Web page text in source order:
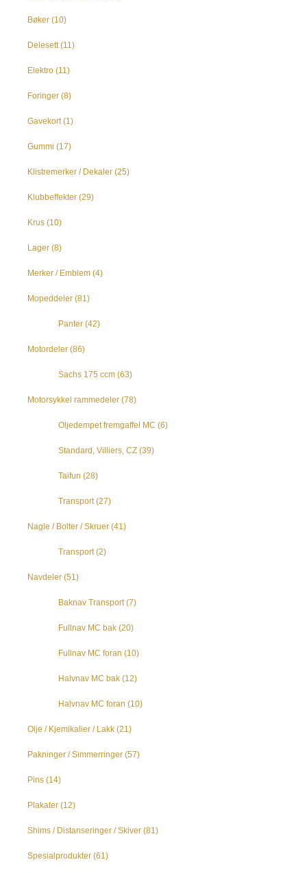
Bøker (10)
Delesett (11)
Elektro (11)
Foringer (8)
Gavekort (1)
Gummi (17)
Klistremerker / Dekaler (25)
Klubbeffekter (29)
Krus (10)
Lager (8)
Merker / Emblem (4)
Mopeddeler (81)
Panter (42)
Motordeler (86)
Sachs 175 ccm (63)
Motorsykkel rammedeler (78)
Oljedempet fremgaffel MC (6)
Standard, Villiers, CZ (39)
Taifun (28)
Transport (27)
Nagle / Bolter / Skruer (41)
Transport (2)
Navdeler (51)
Baknav Transport (7)
Fullnav MC bak (20)
Fullnav MC foran (10)
Halvnav MC bak (12)
Halvnav MC foran (10)
Olje / Kjemikalier / Lakk (21)
Pakninger / Simmerringer (57)
Pins (14)
Plakater (12)
Shims / Distanseringer / Skiver (81)
Spesialprodukter (61)